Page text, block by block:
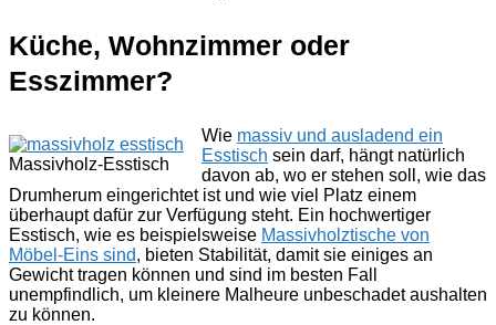
Küche, Wohnzimmer oder
Esszimmer?
Massivholz-Esstisch
Wie massiv und ausladend ein
Esstisch sein darf, hängt natürlich
davon ab, wo er stehen soll, wie das
Drumherum eingerichtet ist und wie viel Platz einem
überhaupt dafür zur Verfügung steht. Ein hochwertiger
Esstisch, wie es beispielsweise Massivholztische von
Möbel-Eins sind, bieten Stabilität, damit sie einiges an
Gewicht tragen können und sind im besten Fall
unempfindlich, um kleinere Malheure unbeschadet aushalten
zu können.